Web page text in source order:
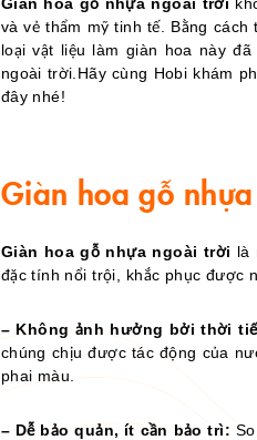
Giàn hoa gỗ nhựa ngoài trời
và vẻ thẩm mỹ tinh tế. Bằng
loại vật liệu làm giàn hoa này
ngoài trời.Hãy cùng Hobi khám
đây nhé!
Giàn hoa gỗ
Giàn hoa gỗ nhựa ngoài trời
là
đặc tính nổi trội, khắc phục được
– Không ảnh hưởng bởi thời
chúng chịu được tác động của
phai màu.
– Dễ bảo quản, ít cần bảo trì: